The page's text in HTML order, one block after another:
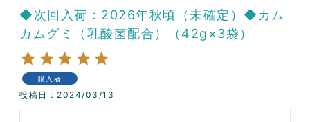
◆次回入荷：2026年秋頃（未確定）◆カム
カムグミ（乳酸菌配合）（42g×3袋）
購入者
投稿日 2024/03/13